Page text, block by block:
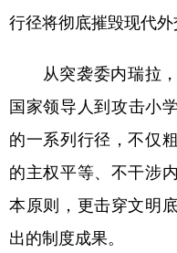
行径将彻底摧毁现代外
从突袭委内瑞拉，
国家领导人到攻击小
的一系列行径，不仅
的主权平等、不干涉
本原则，更击穿文明
出的制度成果。